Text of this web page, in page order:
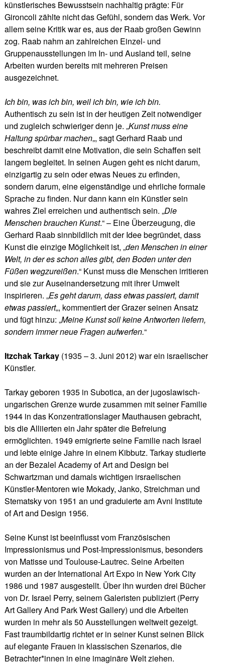
künstlerisches Bewusstsein nachhaltig prägte: Für
Gironcoli zählte nicht das Gefühl, sondern das Werk. Vor
allem seine Kritik war es, aus der Raab großen Gewinn
zog. Raab nahm an zahlreichen Einzel- und
Gruppenausstellungen im In- und Ausland teil, seine
Arbeiten wurden bereits mit mehreren Preisen
ausgezeichnet.
Ich bin, was ich bin, weil ich bin, wie ich bin.
Authentisch zu sein ist in der heutigen Zeit notwendiger
und zugleich schwieriger denn je. „Kunst muss eine
Haltung spürbar machen„, sagt Gerhard Raab und
beschreibt damit eine Motivation, die sein Schaffen seit
langem begleitet. In seinen Augen geht es nicht darum,
einzigartig zu sein oder etwas Neues zu erfinden,
sondern darum, eine eigenständige und ehrliche formale
Sprache zu finden. Nur dann kann ein Künstler sein
wahres Ziel erreichen und authentisch sein. „Die
Menschen brauchen Kunst.“ – Eine Überzeugung, die
Gerhard Raab sinnbildlich mit der Idee begründet, dass
Kunst die einzige Möglichkeit ist, „den Menschen in einer
Welt, in der es schon alles gibt, den Boden unter den
Füßen wegzureißen.“ Kunst muss die Menschen irritieren
und sie zur Auseinandersetzung mit ihrer Umwelt
inspirieren. „Es geht darum, dass etwas passiert, damit
etwas passiert„, kommentiert der Grazer seinen Ansatz
und fügt hinzu: „Meine Kunst soll keine Antworten liefern,
sondern immer neue Fragen aufwerfen.“
Itzchak Tarkay(1935 – 3. Juni 2012) war ein israelischer
Künstler.
Tarkay geboren 1935 in Subotica, an der jugoslawisch-
ungarischen Grenze wurde zusammen mit seiner Familie
1944 in das Konzentrationslager Mauthausen gebracht,
bis die Alliierten ein Jahr später die Befreiung
ermöglichten. 1949 emigrierte seine Familie nach Israel
und lebte einige Jahre in einem Kibbutz. Tarkay studierte
an der Bezalel Academy of Art and Design bei
Schwartzman und damals wichtigen irsraelischen
Künstler-Mentoren wie Mokady, Janko, Streichman und
Stematsky von 1951 an und graduierte am Avni Institute
of Art and Design 1956.
Seine Kunst ist beeinflusst vom Französischen
Impressionismus und Post-Impressionismus, besonders
von Matisse und Toulouse-Lautrec. Seine Arbeiten
wurden an der International Art Expo in New York City
1986 und 1987 ausgestellt. Über ihn wurden drei Bücher
von Dr. Israel Perry, seinem Galeristen publiziert (Perry
Art Gallery And Park West Gallery) und die Arbeiten
wurden in mehr als 50 Ausstellungen weltweit gezeigt.
Fast traumbildartig richtet er in seiner Kunst seinen Blick
auf elegante Frauen in klassischen Szenarios, die
Betrachter*innen in eine imaginäre Welt ziehen.